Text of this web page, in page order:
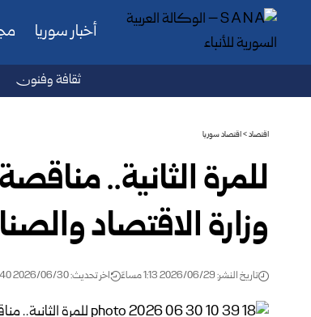
أخبار سوريا
ثقافة وفنون
اقتصاد>اقتصاد سوريا
للمرة الثانية..
وزارة الاقتصاد
تاريخ النشر: 2026/06/29 1:13 مساءً اخر تحديث: 2026/06/30 10:40 صباحًا